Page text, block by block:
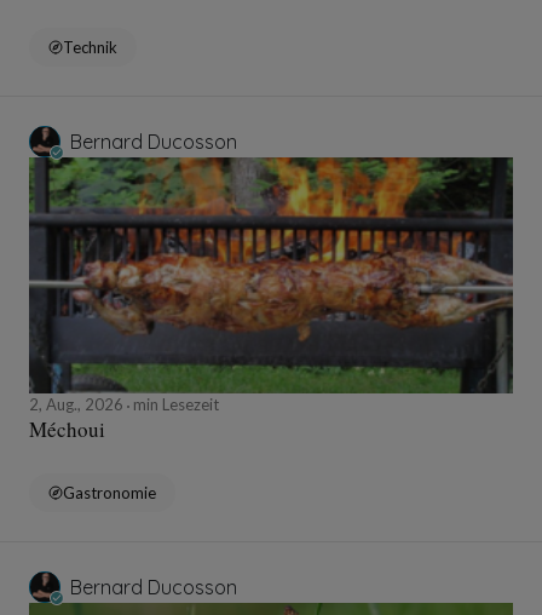
Technik
Bernard Ducosson
2, Aug., 2026 min Lesezeit
Méchoui
Gastronomie
Bernard Ducosson